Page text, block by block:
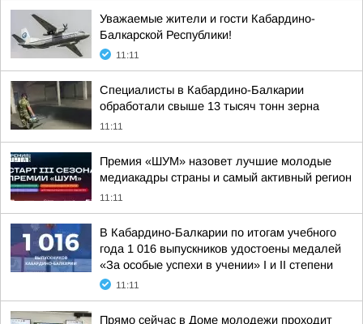
Уважаемые жители и гости Кабардино-
Балкарской Республики!
11:11
Специалисты в Кабардино-Балкарии
обработали свыше 13 тысяч тонн зерна
11:11
Премия «ШУМ» назовет лучшие молодые
медиакадры страны и самый активный регион
11:11
В Кабардино-Балкарии по итогам учебного
года 1 016 выпускников удостоены медалей
«За особые успехи в учении» I и II степени
11:11
Прямо сейчас в Доме молодежи проходит